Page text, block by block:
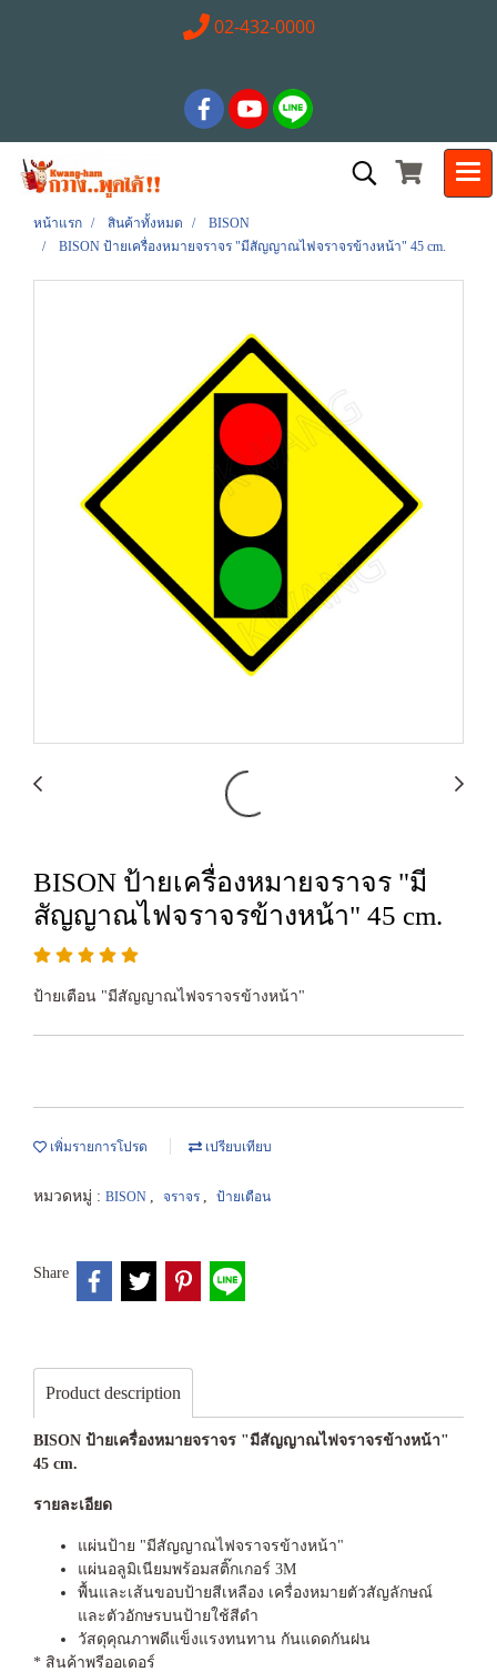
02-432-0000
หน้าแรก สินค้าทั้งหมด
BISON
BISON ป้ายเครื่องหมายจราจร "มีสัญญาณไฟจราจรข้างหน้า" 45 cm.
BISON ป้ายเครื่องหมายจราจร "มี
สัญญาณไฟจราจรข้างหน้า" 45 cm.
ป้ายเตือน "มีสัญญาณไฟจราจรข้างหน้า"
เพิ่มรายการโปรด เปรียบเทียบ
หมวดหมู่ : BISON , จราจร , ป้ายเตือน
Share
Product description
BISON ป้ายเครื่องหมายจราจร "มีสัญญาณไฟจราจรข้างหน้า"
45 cm.
รายละเอียด
แผ่นป้าย "มีสัญญาณไฟจราจรข้างหน้า"
แผ่นอลูมิเนียมพร้อมสติ๊กเกอร์ 3M
พื้นและเส้นขอบป้ายสีเหลือง เครื่องหมายตัวสัญลักษณ์
และตัวอักษรบนป้ายใช้สีดำ
วัสดุคุณภาพดีแข็งแรงทนทาน กันแดดกันฝน
* สินค้าพรีออเดอร์